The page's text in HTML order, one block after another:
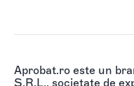
Aprobat.ro este un
S.R.L., societate de